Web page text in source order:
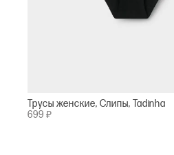
Трусы женские, Слипы, Tadinha
699 ₽